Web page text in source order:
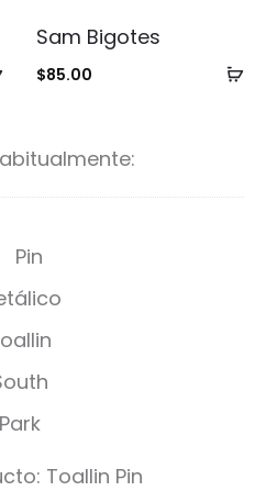
Añadir
Sam Bigotes
$85.00
T
o
a
l
Toallin Pin